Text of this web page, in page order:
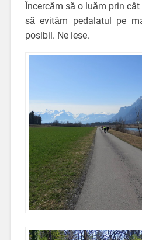
Încercăm să o luăm prin
să evităm pedalatul pe
posibil. Ne iese.